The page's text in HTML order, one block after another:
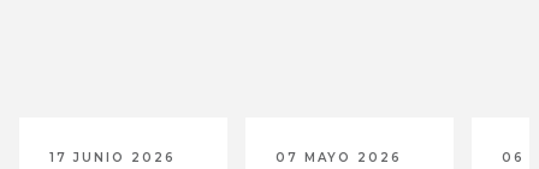
17 JUNIO 2026 07 MAYO 2026 06